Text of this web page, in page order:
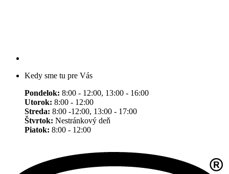
Kedy sme tu pre Vás
Pondelok: 8:00 - 12:00, 13:00 - 16:00
Utorok: 8:00 - 12:00
Streda: 8:00 -12:00, 13:00 - 17:00
Štvrtok: Nestránkový deň
Piatok: 8:00 - 12:00